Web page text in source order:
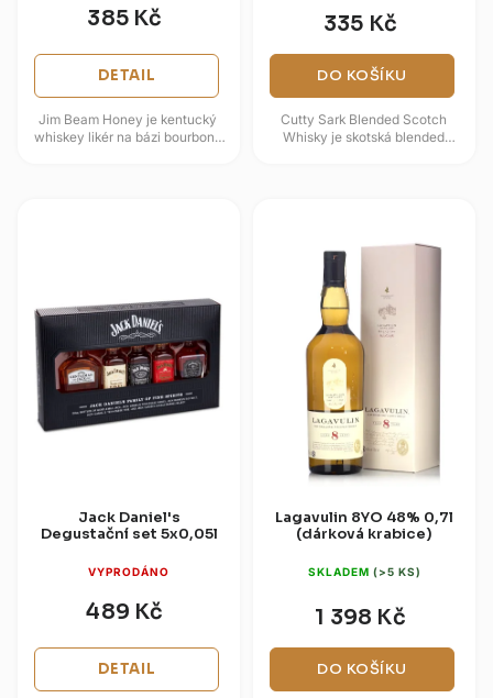
385 Kč
DETAIL
Jim Beam Honey je kentucký
whiskey likér na bázi bourbonu
335 Kč
DO KOŠÍKU
Cutty Sark Blended Scotch
Whisky je skotská blended
Jack Daniel's
Degustační set 5x0,05l
VYPRODÁNO
489 Kč
DETAIL
Lagavulin 8YO 48% 0,7l
(dárková krabice)
SKLADEM (>5 KS)
1 398 Kč
DO KOŠÍKU